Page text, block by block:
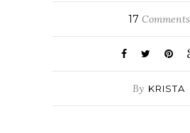
17 Comments
By KRISTA